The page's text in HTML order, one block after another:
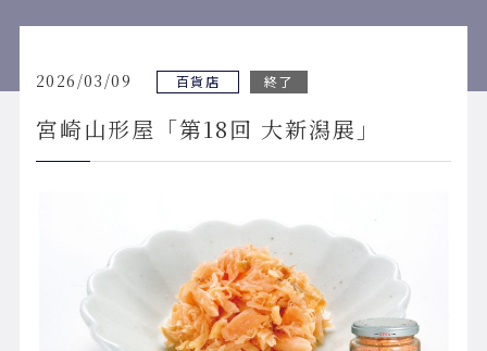
2026/03/09 百貨店 終了
宮崎山形屋「第18回 大新潟展」